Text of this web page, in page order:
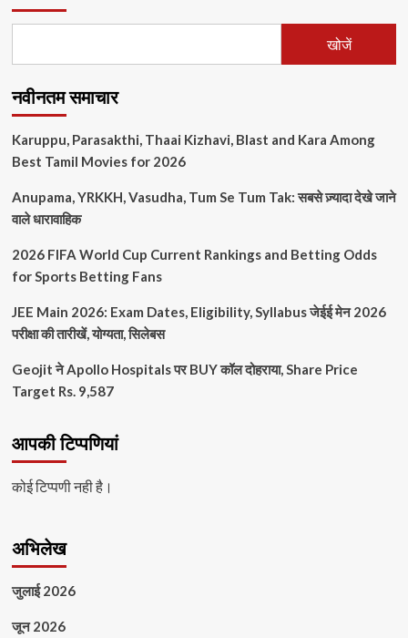
खोजें
नवीनतम समाचार
Karuppu, Parasakthi, Thaai Kizhavi, Blast and Kara Among
Best Tamil Movies for 2026
Anupama, YRKKH, Vasudha, Tum Se Tum Tak: सबसे ज़्यादा देखे जाने
वाले धारावाहिक
2026 FIFA World Cup Current Rankings and Betting Odds
for Sports Betting Fans
JEE Main 2026: Exam Dates, Eligibility, Syllabus जेईई मेन 2026
परीक्षा की तारीखें, योग्यता, सिलेबस
Geojit ने Apollo Hospitals पर BUY कॉल दोहराया, Share Price
Target Rs. 9,587
आपकी टिप्पणियां
कोई टिप्पणी नही है।
अभिलेख
जुलाई 2026
जून 2026